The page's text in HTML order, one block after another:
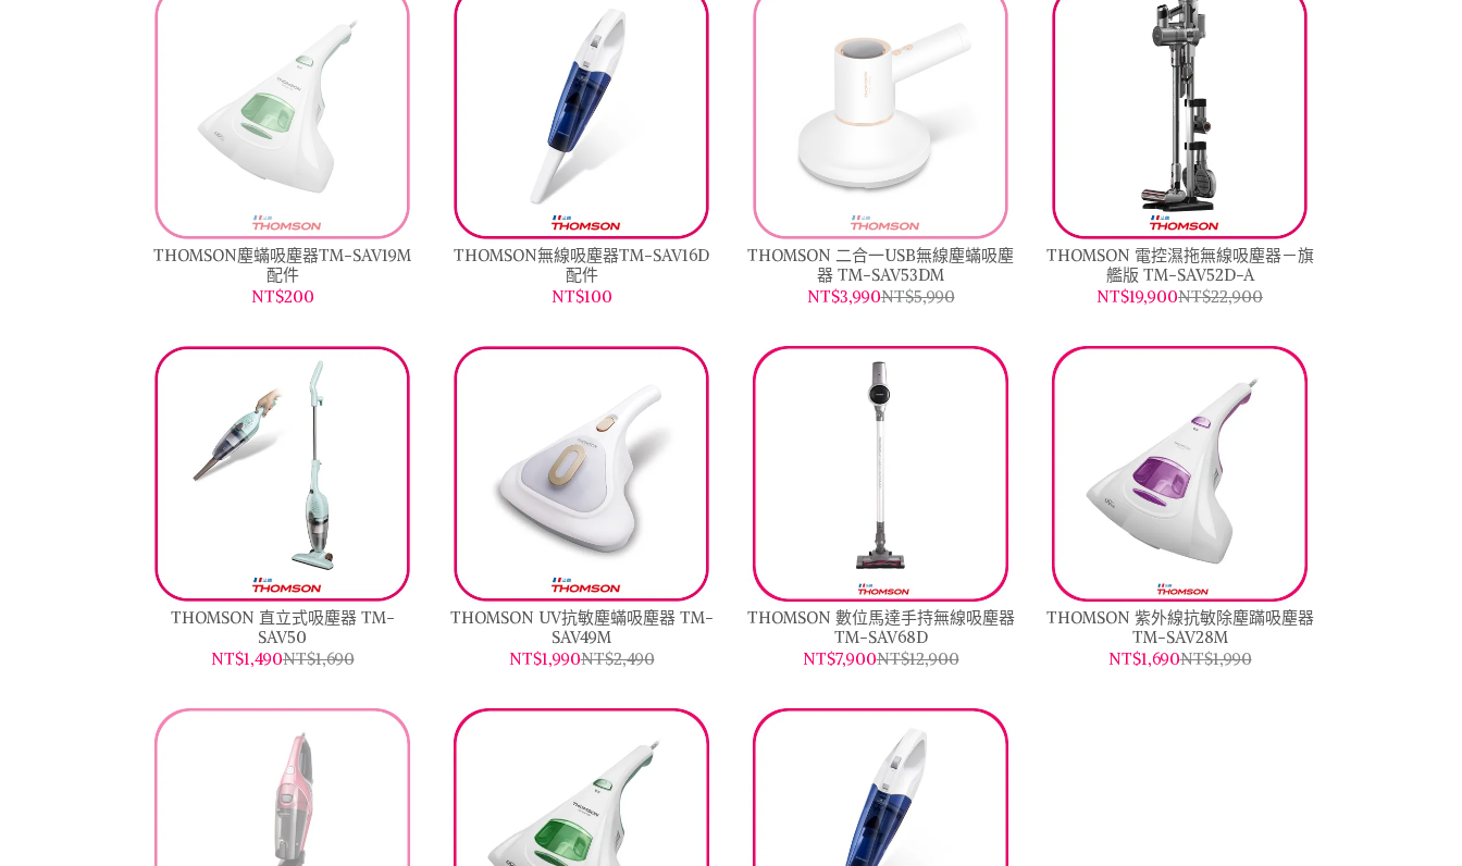
THOMSON塵蟎吸塵器TM-SAV19M
配件
NT$200
THOMSON無線吸塵器TM-SAV16D
配件
NT$100
THOMSON 二合一USB無線塵蟎吸塵
器 TM-SAV53DM
NT$3,990NT$5,990
THOMSON 電控濕拖無線吸塵器－旗
艦版 TM-SAV52D-A
NT$19,900NT$22,900
THOMSON 直立式吸塵器 TM-
SAV50
NT$1,490NT$1,690
THOMSON UV抗敏塵蟎吸塵器 TM-
SAV49M
NT$1,990NT$2,490
THOMSON 數位馬達手持無線吸塵器
TM-SAV68D
NT$7,900NT$12,900
THOMSON 紫外線抗敏除塵蹣吸塵器
TM-SAV28M
NT$1,690NT$1,990